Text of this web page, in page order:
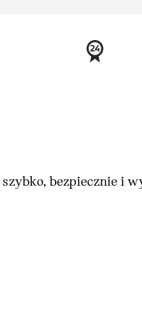
bezpiecznie i